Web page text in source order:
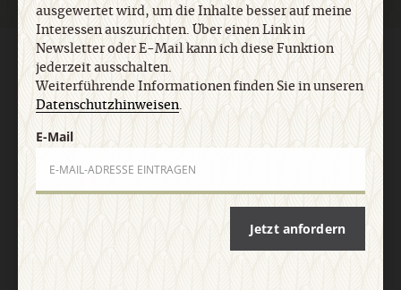
AGB und Widerrufsbelehrung
Vertrag widerrufen
ausgewertet wird, um die Inhalte besser auf meine
Interessen auszurichten. Über einen Link in
Newsletter oder E-Mail kann ich diese Funktion
jederzeit ausschalten.
Weiterführende Informationen finden Sie in unseren
Datenschutzhinweisen.
E-Mail
Jetzt anfordern